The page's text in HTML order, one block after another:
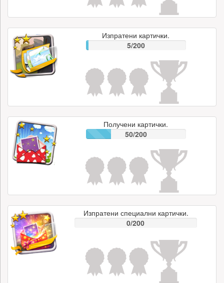
Изпратени картички.
5/200
Получени картички.
50/200
Изпратени специални картички.
0/200